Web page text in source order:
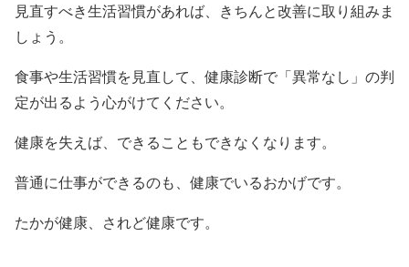
見直すべき生活習慣があれば、きちんと改善に取り組みま
しょう。
食事や生活習慣を見直して、健康診断で「異常なし」の判
定が出るよう心がけてください。
健康を失えば、できることもできなくなります。
普通に仕事ができるのも、健康でいるおかげです。
たかが健康、されど健康です。